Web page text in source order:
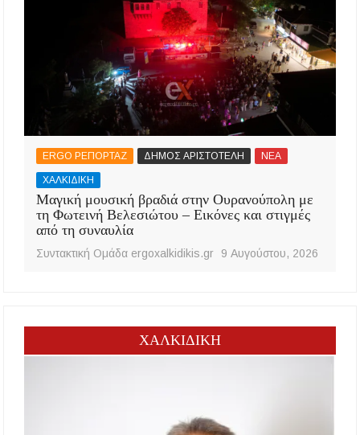
ERGO ΡΕΠΟΡΤΑΖ ΔΗΜΟΣ ΑΡΙΣΤΟΤΕΛΗ ΝΕΑ
ΧΑΛΚΙΔΙΚΗ
Μαγική μουσική βραδιά στην Ουρανούπολη με
τη Φωτεινή Βελεσιώτου – Εικόνες και στιγμές
από τη συναυλία
Συντακτική Ομάδα ergoxalkidikis.gr 9 Αυγούστου, 2026
ΧΑΛΚΙΔΙΚΗ